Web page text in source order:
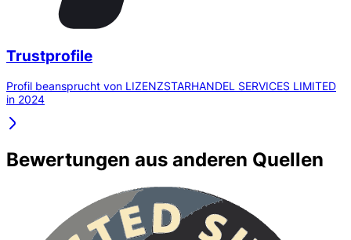
Trustprofile
Profil beansprucht von LIZENZSTARHANDEL SERVICES LIMITED
in 2024
Bewertungen aus anderen Quellen